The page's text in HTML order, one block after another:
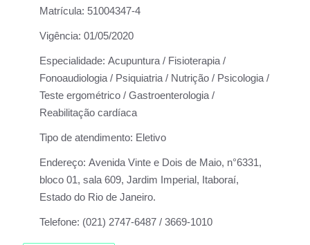
Matrícula: 51004347-4
Vigência: 01/05/2020
Especialidade: Acupuntura / Fisioterapia /
Fonoaudiologia / Psiquiatria / Nutrição / Psicologia /
Teste ergométrico / Gastroenterologia /
Reabilitação cardíaca
Tipo de atendimento: Eletivo
Endereço: Avenida Vinte e Dois de Maio, n°6331,
bloco 01, sala 609, Jardim Imperial, Itaboraí,
Estado do Rio de Janeiro.
Telefone: (021) 2747-6487 / 3669-1010